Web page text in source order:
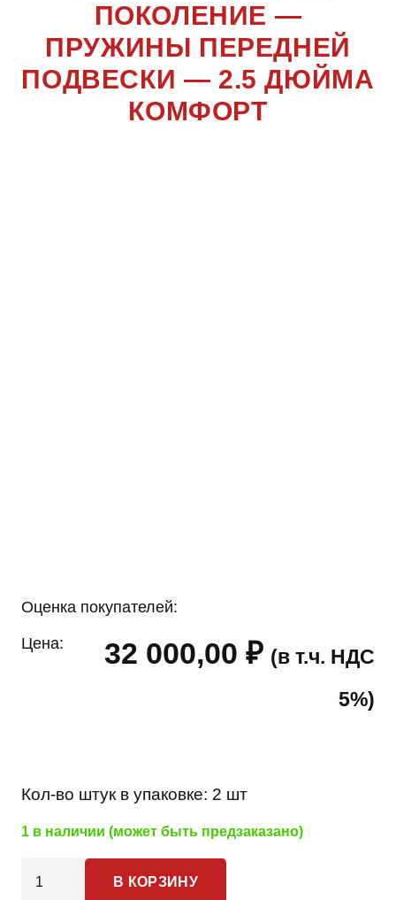
ПОКОЛЕНИЕ —
ПРУЖИНЫ ПЕРЕДНЕЙ
ПОДВЕСКИ — 2.5 ДЮЙМА
КОМФОРТ
Оценка покупателей:
Цена: 32 000,00 ₽ (в т.ч. НДС
5%)
Кол-во штук в упаковке: 2 шт
1 в наличии (может быть предзаказано)
товара
В КОРЗИНУ